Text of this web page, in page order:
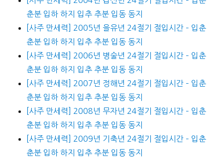
춘분 입하 하지 입추 추분 입동 동지
[사주 만세력] 2005년 을유년 24절기 절입시간 – 입춘
춘분 입하 하지 입추 추분 입동 동지
[사주 만세력] 2006년 병술년 24절기 절입시간 – 입춘
춘분 입하 하지 입추 추분 입동 동지
[사주 만세력] 2007년 정해년 24절기 절입시간 – 입춘
춘분 입하 하지 입추 추분 입동 동지
[사주 만세력] 2008년 무자년 24절기 절입시간 – 입춘
춘분 입하 하지 입추 추분 입동 동지
[사주 만세력] 2009년 기축년 24절기 절입시간 – 입춘
춘분 입하 하지 입추 추분 입동 동지